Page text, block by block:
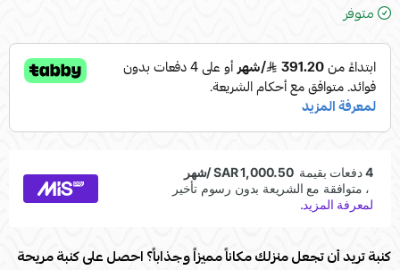
متوفر
كنبة تريد أن تجعل منزلك مكاناً مميزاً وجذاباً؟ احصل على كنبة مريحة